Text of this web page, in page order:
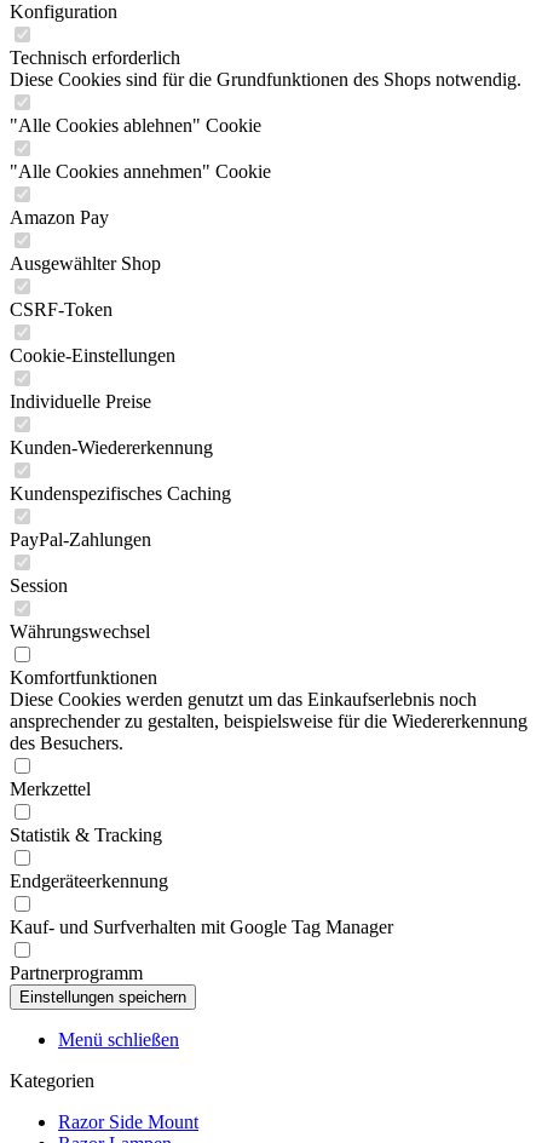
Konfiguration
Technisch erforderlich
Diese Cookies sind für die Grundfunktionen des Shops notwendig.
"Alle Cookies ablehnen" Cookie
"Alle Cookies annehmen" Cookie
Amazon Pay
Ausgewählter Shop
CSRF-Token
Cookie-Einstellungen
Individuelle Preise
Kunden-Wiedererkennung
Kundenspezifisches Caching
PayPal-Zahlungen
Session
Währungswechsel
Komfortfunktionen
Diese Cookies werden genutzt um das Einkaufserlebnis noch
ansprechender zu gestalten, beispielsweise für die Wiedererkennung
des Besuchers.
Merkzettel
Statistik & Tracking
Endgeräteerkennung
Kauf- und Surfverhalten mit Google Tag Manager
Partnerprogramm
Menü schließen
Kategorien
Razor Side Mount